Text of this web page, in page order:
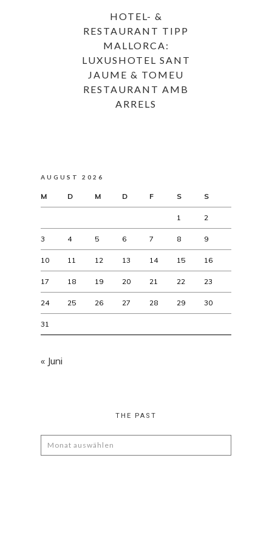
HOTEL- &
RESTAURANT TIPP
MALLORCA:
LUXUSHOTEL SANT
JAUME & TOMEU
RESTAURANT AMB
ARRELS
AUGUST 2026
M D M D F S S
1 2
3 4 5 6 7 8 9
10 11 12 13 14 15 16
17 18 19 20 21 22 23
24 25 26 27 28 29 30
31
« Juni
THE PAST
The
Past